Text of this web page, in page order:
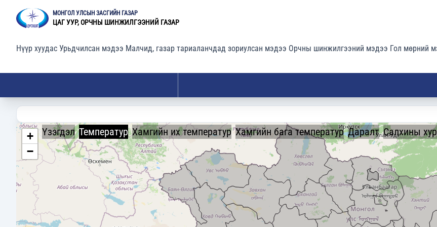
МОНГОЛ УЛСЫН ЗАСГИЙН ГАЗАР
ЦАГ УУР, ОРЧНЫ ШИНЖИЛГЭЭНИЙ ГАЗАР
Нүүр хуудас Урьдчилсан мэдээ Малчид, газар тариаланчдад зориулсан мэдээ Орчны шинжилгээний мэдээ Гол мөрний
Үзэгдэл Температур Хамгийн их температур Хамгийн бага температур Даралт Салхины
+
−